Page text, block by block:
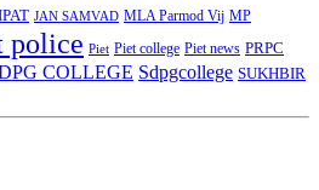
JAN SAMVAD MLA Parmod Vij MP
police Piet Piet college Piet news PRPC
COLLEGE Sdpgcollege SUKHBIR